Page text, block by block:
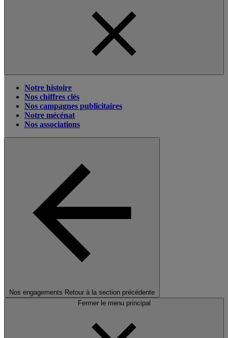
Notre histoire
Nos chiffres clés
Nos campagnes publicitaires
Notre mécénat
Nos associations
Nos engagements Retour à la section précédente
Fermer le menu principal